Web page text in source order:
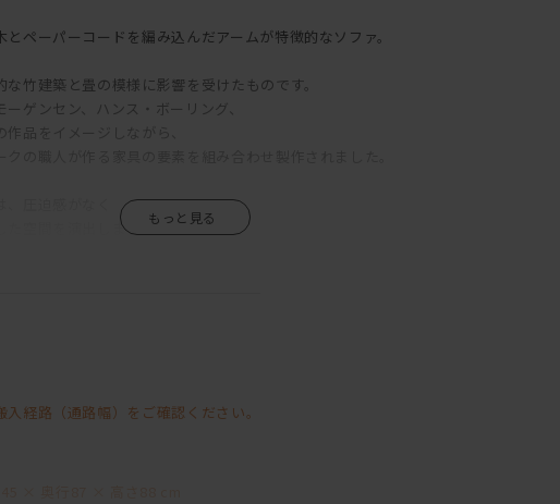
ペーパーコードを編み込んだアームが特徴的なソファ。
竹建築と畳の模様に影響を受けたものです。
ーゲンセン、ハンス・ボーリング、
た空間を演出します。
間のアクセントになります。
をしっかりと感じることができます。
入経路（通路幅）をご確認ください。